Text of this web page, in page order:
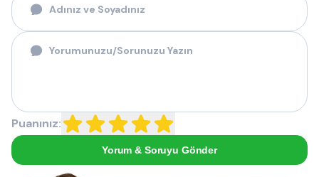
Puanınız:
Yorum & Soruyu Gönder